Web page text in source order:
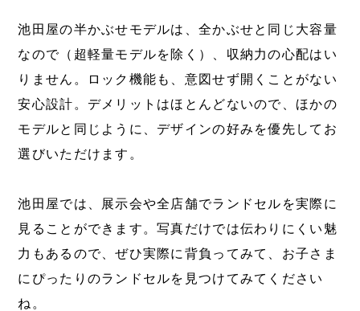
池田屋の半かぶせモデルは、全かぶせと同じ大容量
なので（超軽量モデルを除く）、収納力の心配はい
りません。ロック機能も、意図せず開くことがない
安心設計。デメリットはほとんどないので、ほかの
モデルと同じように、デザインの好みを優先してお
選びいただけます。
池田屋では、展示会や全店舗でランドセルを実際に
見ることができます。写真だけでは伝わりにくい魅
力もあるので、ぜひ実際に背負ってみて、お子さま
にぴったりのランドセルを見つけてみてください
ね。